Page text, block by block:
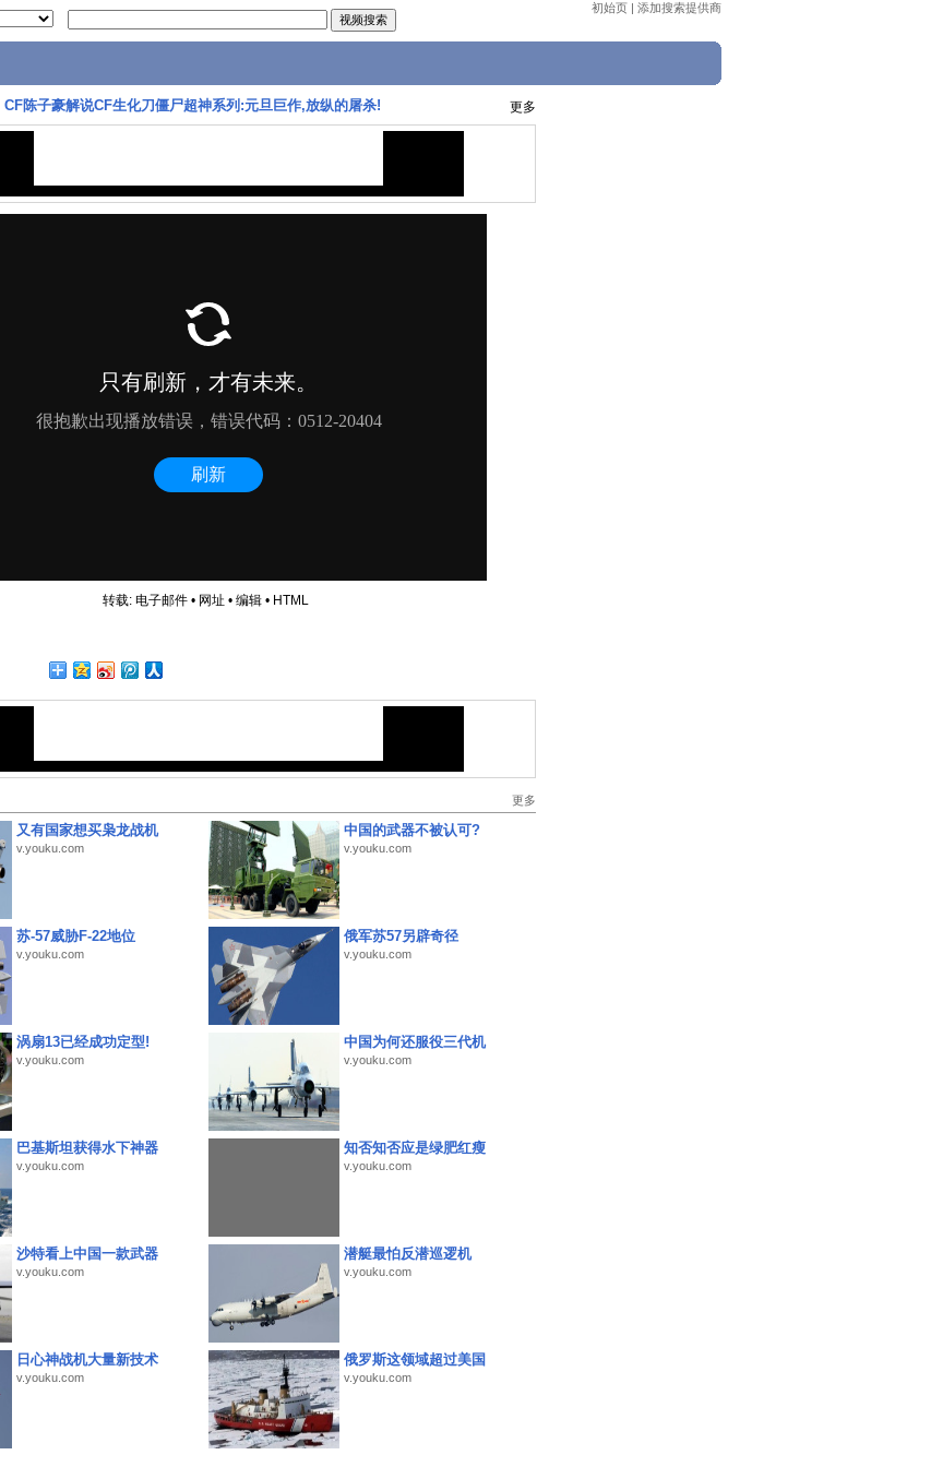
初始页 | 添加搜索提供商
CF陈子豪解说CF生化刀僵尸超神系列:元旦巨作,放纵的屠杀! 更多
转载: 电子邮件• 网址 • 编辑• HTML
更多
又有国家想买枭龙战机
v.youku.com
中国的武器不被认可?
v.youku.com
苏-57威胁F-22地位
v.youku.com
俄军苏57另辟奇径
v.youku.com
涡扇13已经成功定型!
v.youku.com
中国为何还服役三代机
v.youku.com
巴基斯坦获得水下神器
v.youku.com
知否知否应是绿肥红瘦
v.youku.com
沙特看上中国一款武器
v.youku.com
潜艇最怕反潜巡逻机
v.youku.com
日心神战机大量新技术
v.youku.com
俄罗斯这领域超过美国
v.youku.com